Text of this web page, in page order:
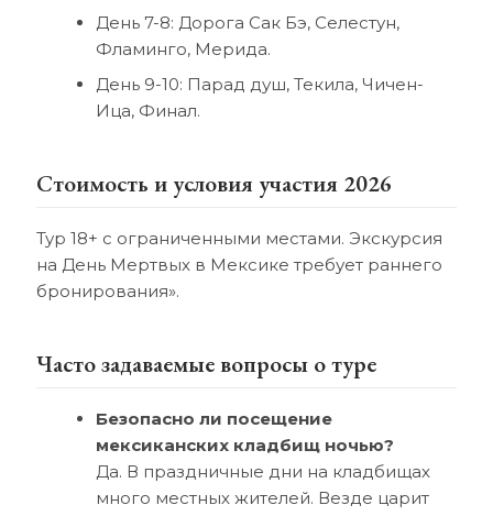
День 7-8: Дорога Сак Бэ, Селестун,
Фламинго, Мерида.
День 9-10: Парад душ, Текила, Чичен-
Ица, Финал.
Стоимость и условия участия 2026
Тур 18+ с ограниченными местами. Экскурсия
на День Мертвых в Мексике требует раннего
бронирования».
Часто задаваемые вопросы о туре
Безопасно ли посещение
мексиканских кладбищ ночью?
Да. В праздничные дни на кладбищах
много местных жителей. Везде царит